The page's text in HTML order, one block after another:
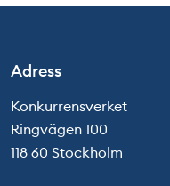
Adress
Konkurrensverket
Ringvägen 100
118 60 Stockholm